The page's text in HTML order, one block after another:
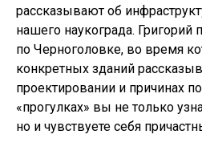
рассказывают об
нашего наукограда. Григорий
по Черноголовке, во время
конкретных зданий
проектировании и причинах
«прогулках» вы не только
но и чувствуете себя